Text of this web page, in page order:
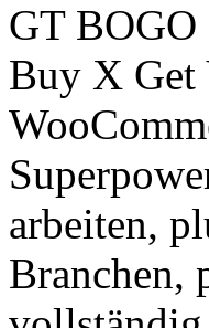
GT BOGO
Buy X Get
arbeiten,
Branchen,